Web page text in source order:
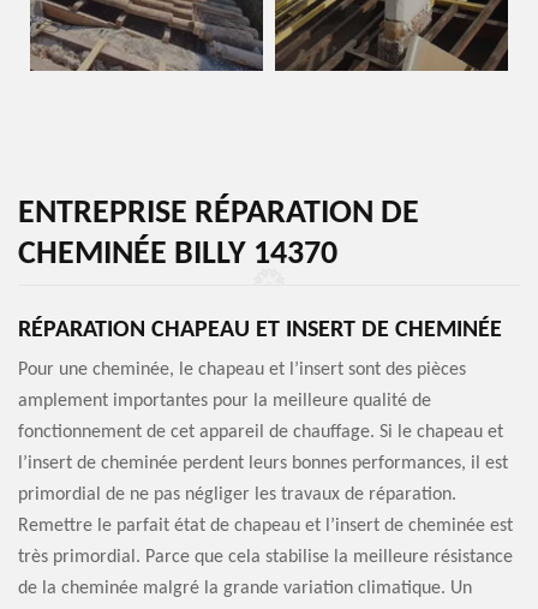
ENTREPRISE RÉPARATION DE
CHEMINÉE BILLY 14370
RÉPARATION CHAPEAU ET INSERT DE CHEMINÉE
Pour une cheminée, le chapeau et l’insert sont des pièces
amplement importantes pour la meilleure qualité de
fonctionnement de cet appareil de chauffage. Si le chapeau et
l’insert de cheminée perdent leurs bonnes performances, il est
primordial de ne pas négliger les travaux de réparation.
Remettre le parfait état de chapeau et l’insert de cheminée est
très primordial. Parce que cela stabilise la meilleure résistance
de la cheminée malgré la grande variation climatique. Un